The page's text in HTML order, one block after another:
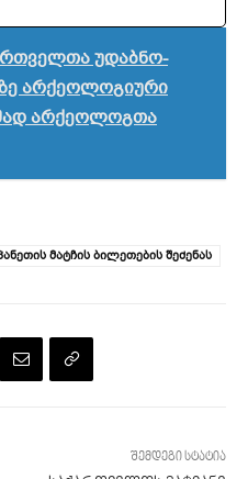
უდაბნო-
არქეოლოგიური
არქეოლოგთა
მატჩის ბილეთების შეძენას
შემდეგი სტატია